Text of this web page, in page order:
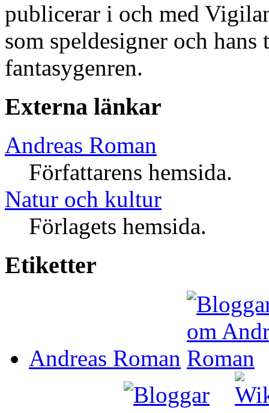
publicerar i och med
som speldesigner och
fantasygenren.
Externa länkar
Andreas Roman
Författarens hemsida.
Natur och kultur
Förlagets hemsida.
Etiketter
Andreas Roman